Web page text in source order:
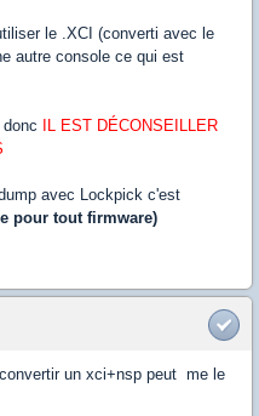
le .XCI (converti avec le
autre console ce qui est
IL EST DÉCONSEILLER
avec Lockpick c'est
pour tout firmware)
un xci+nsp peut me le